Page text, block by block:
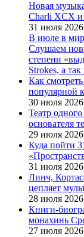
Новая
Charli XCX и
31 июля
В июле в мир
Слушаем
степени
Strokes, а
Как
популярной
30 июля
Театр
основателя
29 июля
Куда пойти
31 июля
Линч,
цепляет
28 июля
Книги-
монахинь
27 июля